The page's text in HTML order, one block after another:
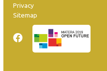
Privacy
Sitemap